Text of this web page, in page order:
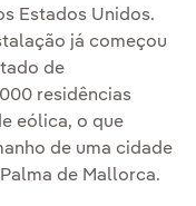
Estados Unidos.
já começou
de
residências
eólica, o que
de uma cidade
de Mallorca.